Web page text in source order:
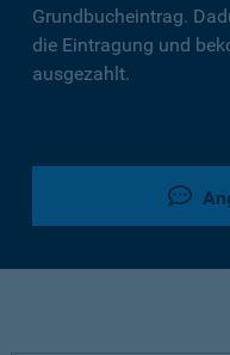
Grundbucheintrag.
die Eintragung und
ausgezahlt.